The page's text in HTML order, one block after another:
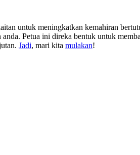
untuk meningkatkan kemahiran
Petua ini direka bentuk untuk
Jadi, mari kita mulakan!